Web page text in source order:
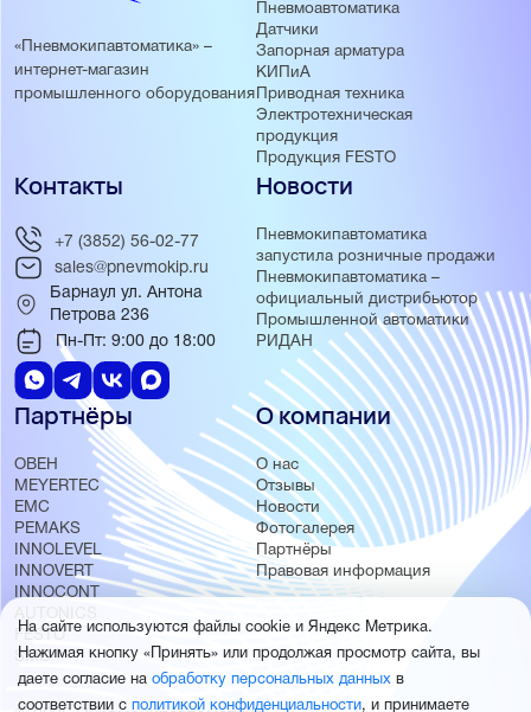
«Пневмокипавтоматика» –
интернет-магазин
промышленного оборудования
Пневмоавтоматика
Датчики
Запорная арматура
КИПиА
Приводная техника
Электротехническая
продукция
Продукция FESTO
Новости
Пневмокипавтоматика
запустила розничные продажи
Пневмокипавтоматика –
официальный дистрибьютор
Промышленной автоматики
РИДАН
Партнёры
ОВЕН
MEYERTEC
EMC
PEMAKS
INNOLEVEL
INNOVERT
INNOCONT
AUTONICS
FESTO
SMC
О компании
О нас
Отзывы
Новости
Фотогалерея
Партнёры
Правовая информация
Контакты
+7 (3852) 56-02-77
sales@pnevmokip.ru
Барнаул ул. Антона
Петрова 236
Пн-Пт: 9:00 до 18:00
На сайте используются файлы cookie и Яндекс Метрика.
Нажимая кнопку «Принять» или продолжая просмотр сайта, вы
даете согласие на обработку персональных данных в
соответствии с политикой конфиденциальности, и принимаете